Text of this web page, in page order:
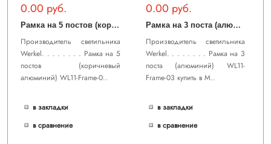
0.00 руб.
Р
амка на 5 постов (коричневый алюминий) WL11-Frame-05
Производитель светильника
Werkel. . . . . . . . Рамка на 5
постов (коричневый
алюминий) WL11-Frame-0..
в закладки
в сравнение
0.00 руб.
Р
амка на 3 поста (алюминий) WL11-Frame-03
Производитель светильника
Werkel. . . . . . . . Рамка на 3
поста (алюминий) WL11-
Frame-03 купить в М..
в закладки
в сравнение